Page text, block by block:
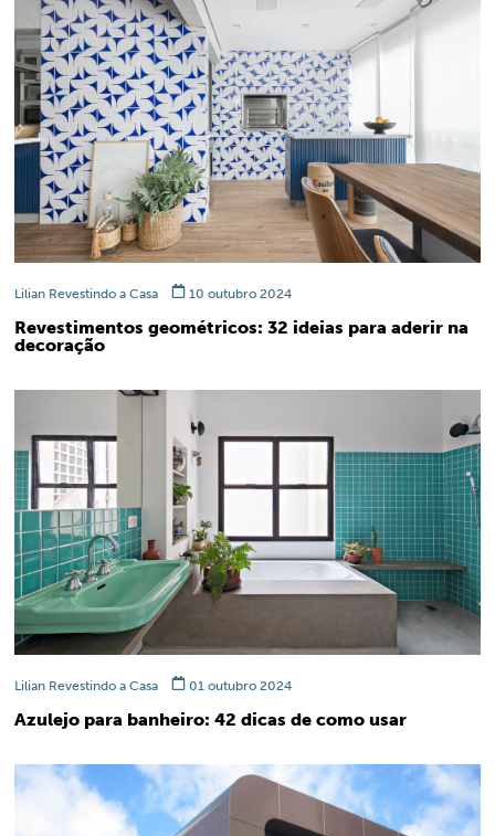
Lilian Revestindo a Casa 10 outubro 2024
Revestimentos geométricos: 32 ideias para aderir na
decoração
Lilian Revestindo a Casa 01 outubro 2024
Azulejo para banheiro: 42 dicas de como usar